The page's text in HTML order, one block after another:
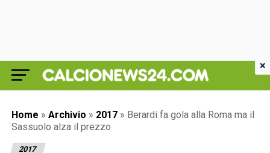
Home » Archivio » 2017 » Berardi fa gola alla Roma ma il
Sassuolo alza il prezzo
2017
×